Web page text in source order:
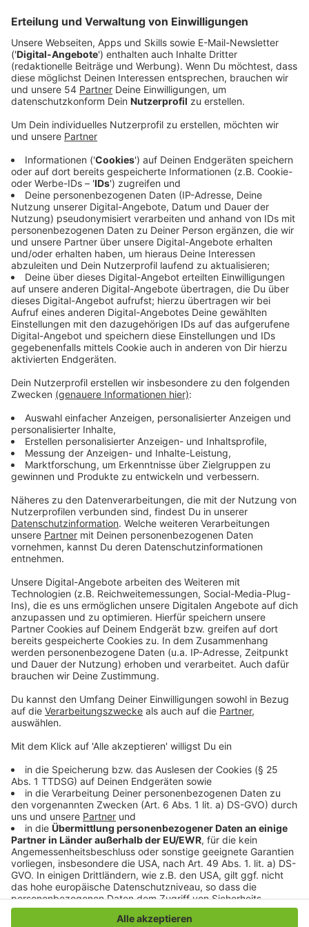
Oras Stimme verleiht der Single Wärme und Tiefe.
Sam Feldts charakteristische Produktion rundet
dieses Ergebnis ab. "Für mich geht es bei 'Follow Me'
darum, für einen besonderen Menschen da zu sein und
auch dann zu ihm zu halten, wenn es schwierig wird.
Mit der Zusammenarbeit mit Rita ist ein Traum von mir
in Erfüllung gegangen. Ich bin schon seit langem ein
Fan ihrer Stimme und künstlerischer Arbeit und es ist
einfach großartig, dass wir endlich einen Song
zusammen machen konnten", sagt Sam Feldt über die
Single während der Dreharbeiten zum offiziellen Video,
das in Los Angeles von Regisseur Johannes Lovund
gefilmt wurde.
"Dance Music hatte schon immer einen besonderen
Platz in meinem Herzen, daher war es fantastisch, mit
Sam an 'Follow Me' arbeiten zu können. Er ist so eine
Legende und es war eine Ehre mit ihm bei diesem
Release zusammenzuarbeiten", sagt Rita Ora und fügt
hinzu: "Dieser Song soll uns daran erinnern, dass wir uns
mit Menschen zu umgeben sollen, die uns aufbauen
und an unserer Seite bleiben."
Anzeige
Wir benötigen Ihre
Zustimmung, um den YouTube
Wir verwenden einen Service eines
Drittanbieters, um Videoinhalte
einzubetten. Dieser Service kann
Daten zu Ihren Aktivitäten
sammeln. Bitte lesen Sie die
Details durch und stimmen Sie der
Nutzung des Service zu, um dieses
Video anzusehen.
powered byUsercentrics Consent
Management Platform
Sam Feldt, Rita Ora - Follow Me (Official Video)
Anzeige
Anzeige